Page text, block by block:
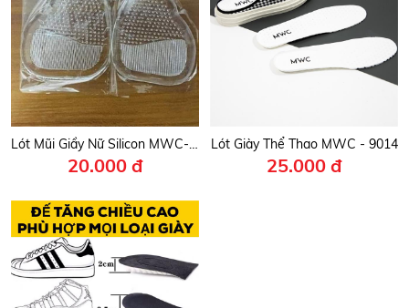
Lót Mũi Giầy Nữ Silicon MWC- 9009
20.000 đ
Lót Giày Thể Thao MWC - 9014
25.000 đ